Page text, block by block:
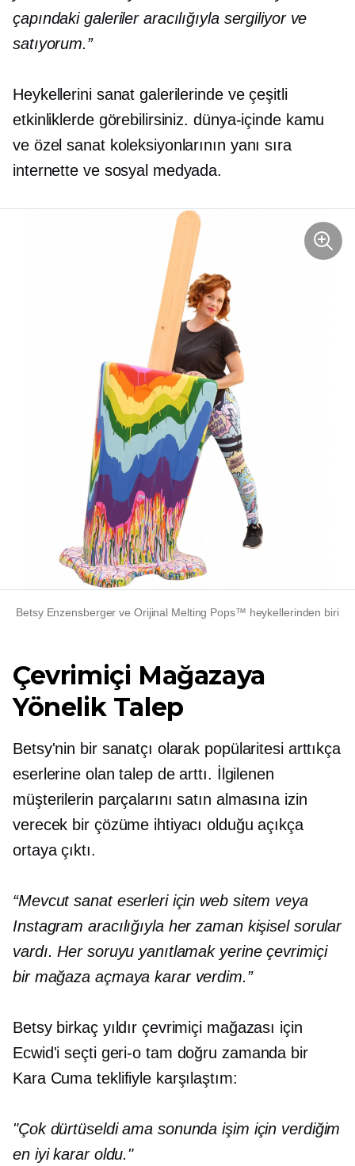
çapındaki galeriler aracılığıyla sergiliyor ve
satıyorum.”
Heykellerini sanat galerilerinde ve çeşitli
etkinliklerde görebilirsiniz. dünya-içindekamu
ve özel sanat koleksiyonlarının yanı sıra
internette ve sosyal medyada.
Betsy Enzensberger ve Orijinal Melting Pops™ heykellerinden biri
Çevrimiçi Mağazaya
Yönelik Talep
Betsy'nin bir sanatçı olarak popülaritesi arttıkça
eserlerine olan talep de arttı. İlgilenen
müşterilerin parçalarını satın almasına izin
verecek bir çözüme ihtiyacı olduğu açıkça
ortaya çıktı.
“Mevcut sanat eserleri için web sitem veya
Instagram aracılığıyla her zaman kişisel sorular
vardı. Her soruyu yanıtlamak yerine çevrimiçi
bir mağaza açmaya karar verdim.”
Betsy birkaç yıldır çevrimiçi mağazası için
Ecwid'i seçti geri-o tam doğru zamanda bir
Kara Cuma teklifiyle karşılaştım:
"Çok dürtüseldi ama sonunda işim için verdiğim
en iyi karar oldu."